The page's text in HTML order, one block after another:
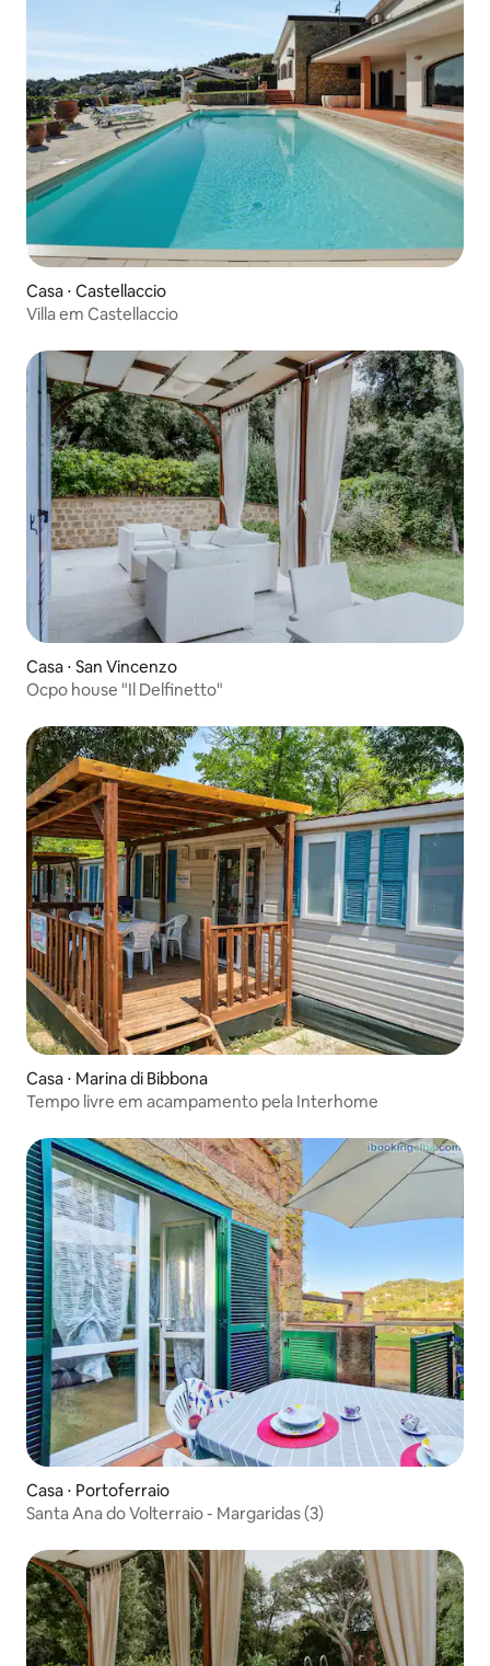
Casa ⋅ Castellaccio
Villa em Castellaccio
Casa ⋅ San Vincenzo
Ocpo house "Il Delfinetto"
Casa ⋅ Marina di Bibbona
Tempo livre em acampamento pela Interhome
Casa ⋅ Portoferraio
Santa Ana do Volterraio - Margaridas (3)